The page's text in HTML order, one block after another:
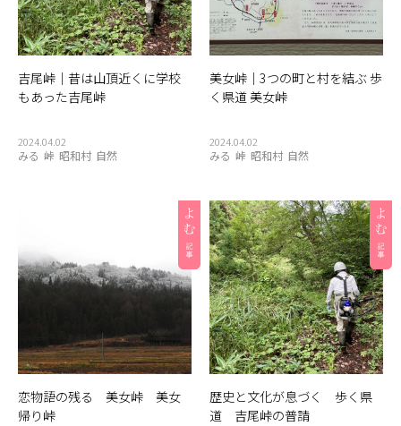
公共施設
公園 写真スポット 加工場 博物館
古民家
只見川
只見線 只見駅 商店 喫茶店
喰丸小
学ぶ
定食屋 居酒屋
展望台
文化
文化財 旅館 日本酒
湖 湧き水 湿原
滝
無人販売所 着物 神社
紅茶
紅葉
経木 絶景 編み組み細工 美術館
自然
自然景観 花火大会 茅葺 蕎麦
薬局
観光協会
観光案内所
観光物産協会
豆腐 赤べこ 赤カボチャ 足湯
道の駅
霧幻峡
食堂 飲食店
吉尾峠｜昔は山頂近くに学校
もあった吉尾峠
2024.04.02
みる 峠 昭和村 自然
美女峠｜3つの町と村を結ぶ 歩
く県道 美女峠
2024.04.02
みる 峠 昭和村 自然
恋物語の残る 美女峠 美女
帰り峠
歴史と文化が息づく 歩く県
道 吉尾峠の普請